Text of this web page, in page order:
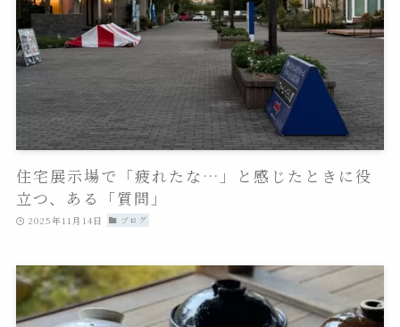
住宅展示場で「疲れたな…」と感じたときに役
立つ、ある「質問」
2025年11月14日 ブログ